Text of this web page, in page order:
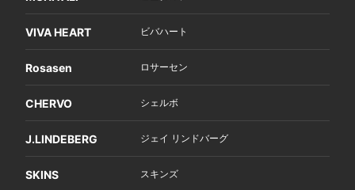
VIVA HEART ビバハート
Rosasen ロサーセン
CHERVO シェルボ
J.LINDEBERG ジェイ リンドバーグ
SKINS スキンズ